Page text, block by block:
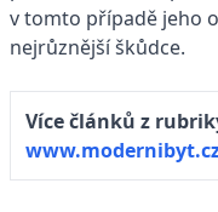
v tomto případě jeho
nejrůznější škůdce.
Více článků z